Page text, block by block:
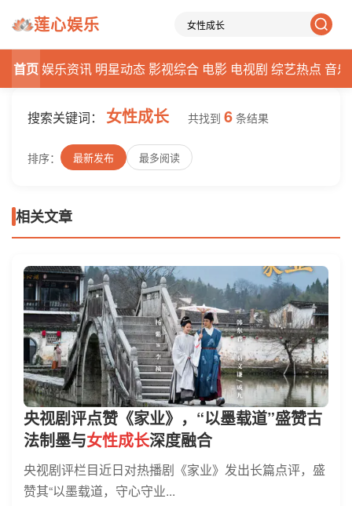
莲心娱乐
首页娱乐资讯 明星动态 影视综合 电影 电视剧 综艺热点 音
搜索关键词： 女性成长 共找到 6 条结果
排序： 最新发布 最多阅读
相关文章
央视剧评点赞《家业》，“以墨载道”盛赞古
法制墨与女性成长深度融合
央视剧评栏目近日对热播剧《家业》发出长篇点评，盛
赞其“以墨载道，守心守业...